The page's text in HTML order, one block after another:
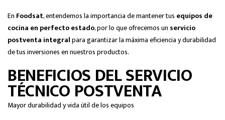
En Foodsat, entendemos la importancia de mantener tus equipos de
cocina en perfecto estado, por lo que ofrecemos un servicio
postventa integralpara garantizar la máxima eficiencia y durabilidad
de tus inversiones en nuestros productos.
BENEFICIOS DEL SERVICIO
TÉCNICO POSTVENTA
Mayor durabilidad y vida útil de los equipos